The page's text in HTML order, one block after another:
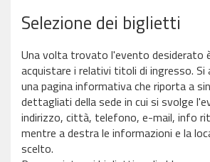
Selezione dei biglietti
Una volta trovato l'evento desiderato
acquistare i relativi titoli di ingresso.
una pagina informativa che riporta a
dettagliati della sede in cui si svolge
indirizzo, città, telefono, e-mail, info
mentre a destra le informazioni e la
scelto.